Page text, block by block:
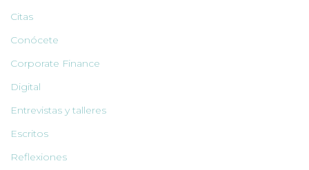
Citas
Conócete
Corporate Finance
Digital
Entrevistas y talleres
Escritos
Reflexiones